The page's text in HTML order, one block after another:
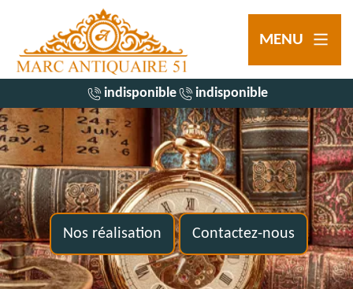
MENU
indisponible indisponible
Nos réalisation Contactez-nous